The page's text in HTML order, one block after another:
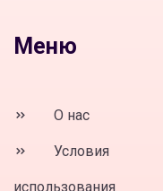
Меню
О нас
Условия
использования